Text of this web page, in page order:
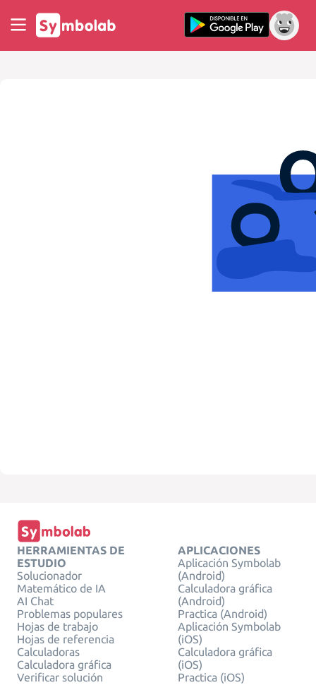
HERRAMIENTAS DE
ESTUDIO
Solucionador
Matemático de IA
AI Chat
Problemas populares
Hojas de trabajo
Hojas de referencia
Calculadoras
Calculadora gráfica
Verificar solución
APLICACIONES
Aplicación Symbolab
(Android)
Calculadora gráfica
(Android)
Practica (Android)
Aplicación Symbolab
(iOS)
Calculadora gráfica
(iOS)
Practica (iOS)